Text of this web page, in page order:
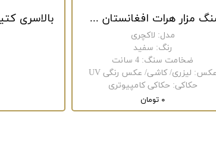
سنگ مزار هرات افغانستان لاکچری کد 211
مدل: لاکچری
رنگ: سفید
ضخامت سنگ: 4 سانت
: لیزری/ کاشی/ عکس رنگی UV
حکاکی: حکاکی کامپیوتری
۰ تومان